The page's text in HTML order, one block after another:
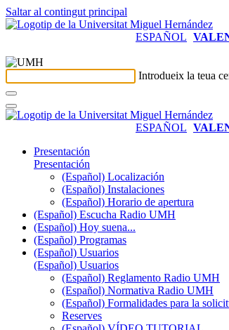
Saltar al contingut principal
ESPAÑOL
Introdueix la teua
ESPAÑOL
Presentación
Presentación
(Español) Localización
(Español) Instalaciones
(Español) Horario de apertura
(Español) Escucha Radio UMH
(Español) Hoy suena...
(Español) Programas
(Español) Usuarios
(Español) Usuarios
(Español) Reglamento Radio UMH
(Español) Normativa Radio UMH
(Español) Formalidades para la
Reserves